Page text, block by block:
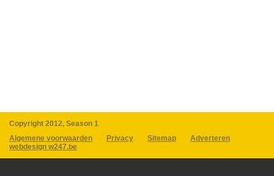
Copyright 2012, Season 1
Algemene voorwaarden
Privacy Sitemap
Adverteren
webdesign w247.be